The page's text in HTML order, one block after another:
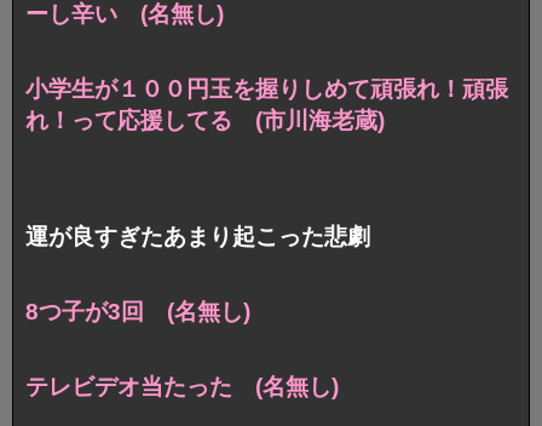
ーし辛い (名無し)
小学生が１００円玉を握りしめて頑張れ！頑張
れ！って応援してる (市川海老蔵)
運が良すぎたあまり起こった悲劇
8つ子が3回 (名無し)
テレビデオ当たった (名無し)